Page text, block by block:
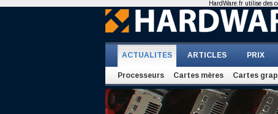
ACTUALITES ARTICLES PRIX
Processeurs Cartes mères Cartes
HardWare.fr utilise des